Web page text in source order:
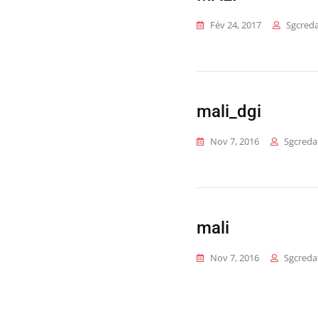
Fév 24, 2017
mali_dgi
Nov 7, 2016
mali
Nov 7, 2016